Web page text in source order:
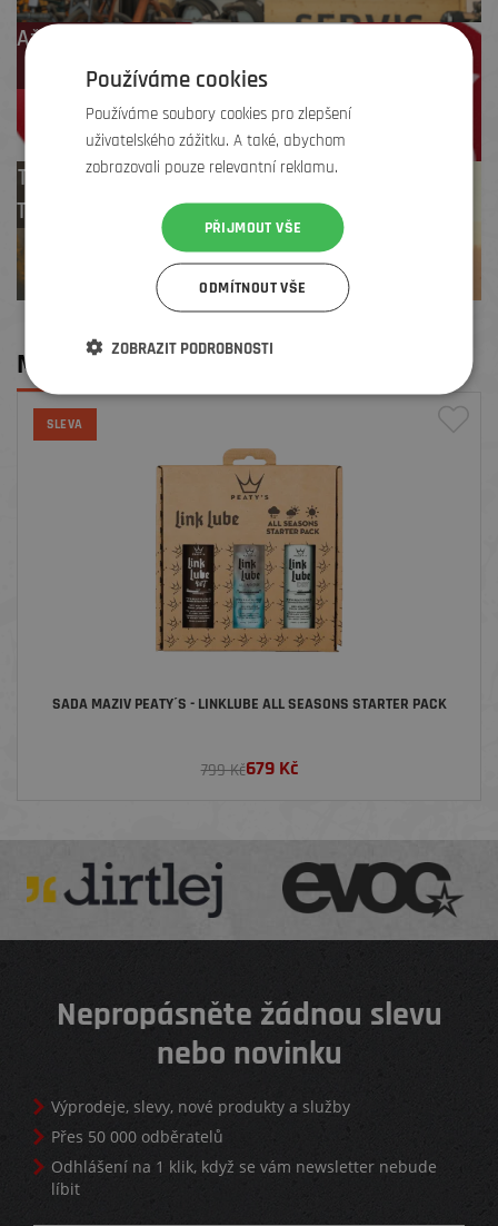
Až 4 % cashback
na další nákup
Test centrum
TREK zdarma
MOHLO BY SE VÁM LÍBIT
SLEVA
SADA MAZIV PEATY´S - LINKLUBE ALL SEASONS STARTER PACK
799 Kč679Kč
Nepropásněte žádnou slevu
nebo novinku
Výprodeje, slevy, nové produkty a služby
Přes 50 000 odběratelů
Odhlášení na 1 klik, když se vám newsletter nebude
líbit
Používáme cookies
Používáme soubory cookies pro zlepšení
uživatelského zážitku. A také, abychom
zobrazovali pouze relevantní reklamu.
PŘIJMOUT VŠE
ODMÍTNOUT VŠE
ZOBRAZIT PODROBNOSTI